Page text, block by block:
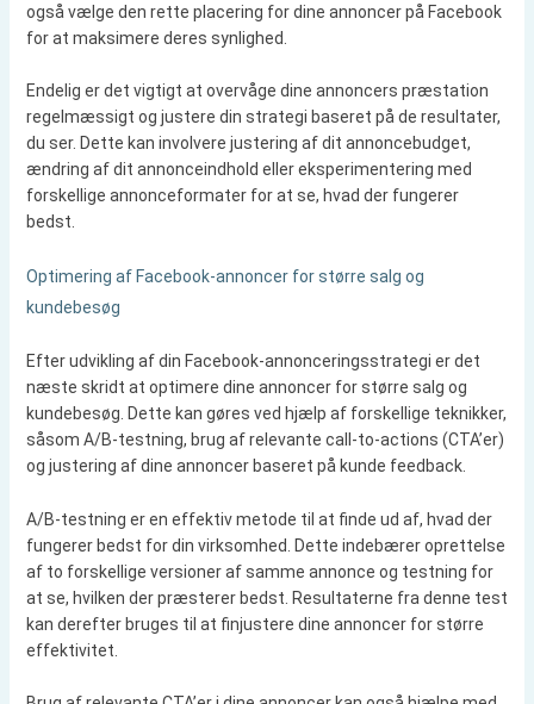
også vælge den rette placering for dine annoncer på Facebook
for at maksimere deres synlighed.
Endelig er det vigtigt at overvåge dine annoncers præstation
regelmæssigt og justere din strategi baseret på de resultater,
du ser. Dette kan involvere justering af dit annoncebudget,
ændring af dit annonceindhold eller eksperimentering med
forskellige annonceformater for at se, hvad der fungerer
bedst.
Optimering af Facebook-annoncer for større salg og
kundebesøg
Efter udvikling af din Facebook-annonceringsstrategi er det
næste skridt at optimere dine annoncer for større salg og
kundebesøg. Dette kan gøres ved hjælp af forskellige teknikker,
såsom A/B-testning, brug af relevante call-to-actions (CTA’er)
og justering af dine annoncer baseret på kunde feedback.
A/B-testning er en effektiv metode til at finde ud af, hvad der
fungerer bedst for din virksomhed. Dette indebærer oprettelse
af to forskellige versioner af samme annonce og testning for
at se, hvilken der præsterer bedst. Resultaterne fra denne test
kan derefter bruges til at finjustere dine annoncer for større
effektivitet.